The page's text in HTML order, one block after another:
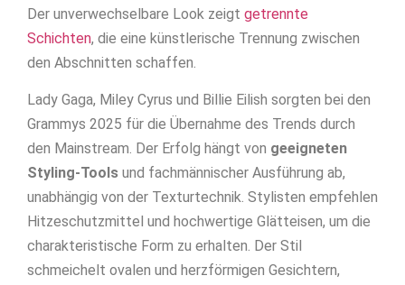
Der unverwechselbare Look zeigt getrennte
Schichten, die eine künstlerische Trennung zwischen
den Abschnitten schaffen.
Lady Gaga, Miley Cyrus und Billie Eilish sorgten bei den
Grammys 2025 für die Übernahme des Trends durch
den Mainstream. Der Erfolg hängt von geeigneten
Styling-Tools und fachmännischer Ausführung ab,
unabhängig von der Texturtechnik. Stylisten empfehlen
Hitzeschutzmittel und hochwertige Glätteisen, um die
charakteristische Form zu erhalten. Der Stil
schmeichelt ovalen und herzförmigen Gesichtern,